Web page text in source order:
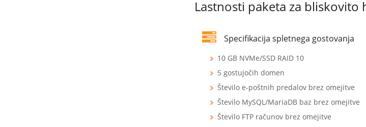
Lastnosti paketa za
Specifikacija spletnega gostovanja
10 GB NVMe/SSD RAID 10
5 gostujočih domen
Število e-poštnih predalov brez omejitve
Število MySQL/MariaDB baz brez omejitve
Število FTP računov brez omejitve